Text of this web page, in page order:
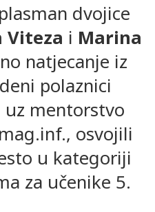
dvojice
Viteza i Marina
natjecanje iz
polaznici
uz mentorstvo
osvojili
u kategoriji
za učenike 5.